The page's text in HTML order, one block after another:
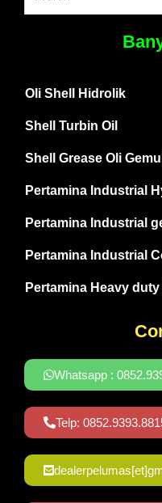
Oli Shell Hidrolik
Shell Turbin Oil
Shell Grease Oli
Pertamina Industrial
Pertamina Industrial
Pertamina Industrial
Pertamina Heavy
Whatsapp :
Telp: